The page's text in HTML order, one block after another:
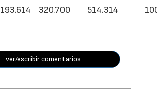
193.614 320.700 514.314
ver/escribir comentarios